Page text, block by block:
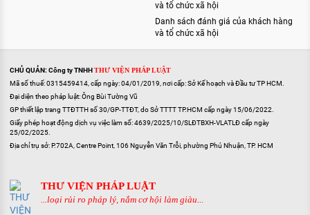
và tổ chức xã hội
Danh sách đánh giá của khách hàng
và tổ chức xã hội
CHỦ QUẢN: Công ty TNHH THƯ VIỆN PHÁP LUẬT
Mã số thuế: 0315459414, cấp ngày: 04/01/2019, nơi cấp: Sở Kế hoạch và Đầu tư TP HCM.
Đại diện theo pháp luật: Ông Bùi Tường Vũ
GP thiết lập trang TTĐTTH số 30/GP-TTĐT, do Sở TTTT TP.HCM cấp ngày 15/06/2022.
Giấy phép hoạt động dịch vụ việc làm số: 4639/2025/10/SLĐTBXH-VLATLĐ cấp ngày
25/02/2025.
Địa chỉ trụ sở: P.702A, Centre Point, 106 Nguyễn Văn Trỗi, phường Phú Nhuận, TP. HCM
THƯ VIỆN PHÁP LUẬT
...loại rủi ro pháp lý, nắm cơ hội làm giàu...